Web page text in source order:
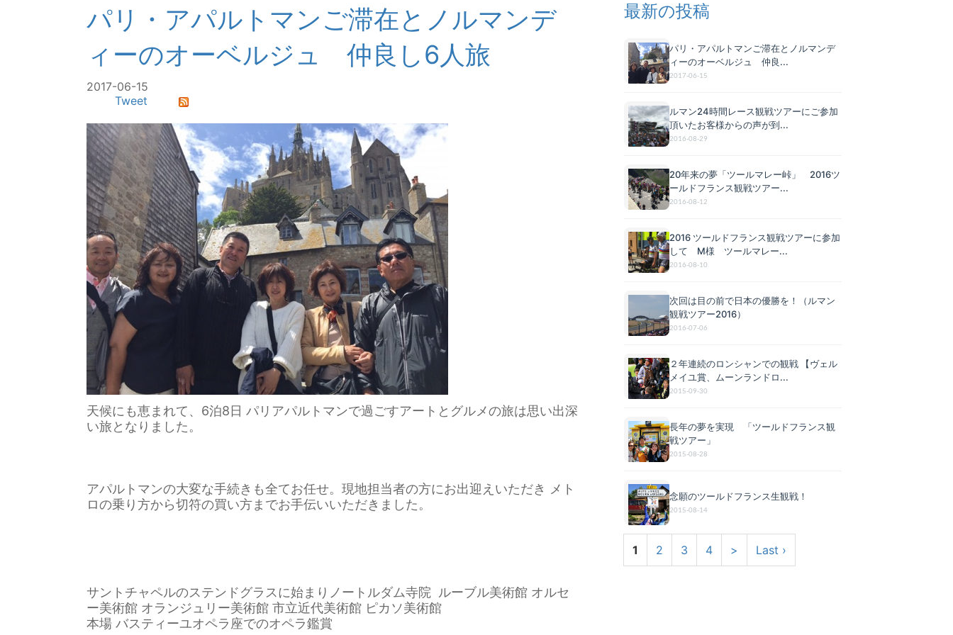
最新の投稿
パリ・アパルトマンご滞在とノルマンデ
ィーのオーベルジュ 仲良...
2017-06-15
ルマン24時間レース観戦ツアーにご参加
頂いたお客様からの声が到...
2016-08-29
20年来の夢「ツールマレー峠」 2016ツ
ールドフランス観戦ツアー...
2016-08-12
2016 ツールドフランス観戦ツアーに参加
して M様 ツールマレー...
2016-08-10
次回は目の前で日本の優勝を！（ルマン
観戦ツアー2016）
2016-07-06
２年連続のロンシャンでの観戦 【ヴェル
メイユ賞、ムーンランドロ...
2015-09-30
長年の夢を実現 「ツールドフランス観
戦ツアー」
2015-08-28
念願のツールドフランス生観戦！
2015-08-14
1 2 3 4 > Last ›
パリ・アパルトマンご滞在とノルマンデ
ィーのオーベルジュ 仲良し6人旅
2017-06-15
Tweet
天候にも恵まれて、6泊8日 パリアパルトマンで過ごすアートとグルメの旅は思い出深
い旅となりました。
アパルトマンの大変な手続きも全てお任せ。現地担当者の方にお出迎えいただき メト
ロの乗り方から切符の買い方までお手伝いいただきました。
サントチャペルのステンドグラスに始まりノートルダム寺院 ルーブル美術館 オルセ
ー美術館 オランジュリー美術館 市立近代美術館 ピカソ美術館
本場 バスティーユオペラ座でのオペラ鑑賞